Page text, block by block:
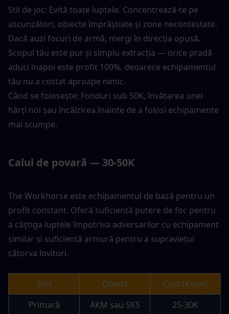
Stil de joc: Evită toate luptele. Concentrează-te pe
ascunzători, obiecte împrăștiate și zone necontestate.
Dacă auzi focuri de armă, mergi în direcția opusă.
Scopul tău este pur și simplu extracția — orice pradă
aduci înapoi este profit 100%, deoarece echipamentul
tău nu a costat aproape nimic.
Când se folosește: Fonduri sub 50K, învățarea unei
hărți noi sau încălzirea înainte de a folosi echipamente
mai scumpe.
Calul de povară — 30-50K
The Workhorse este echipamentul de bază pentru un
profit constant. Oferă suficientă putere de foc pentru
a câștiga luptele împotriva adversarilor cu echipament
similar și suficientă armură pentru a supraviețui
câtorva lovituri.
Slot Obiect
Cost (Koen)
Primară
AKM sau SKS 25-30K